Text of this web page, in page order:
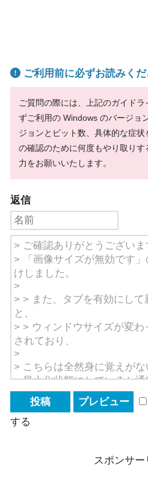
ご利用前に必ずお読みく
ご質問の際には、上記のガイド
ずご利用の Windows のバージョ
ジョンとビット数、具体的な症
の確認のために何度もやり取り
力をお願いいたします。
返信
する
スポンサー